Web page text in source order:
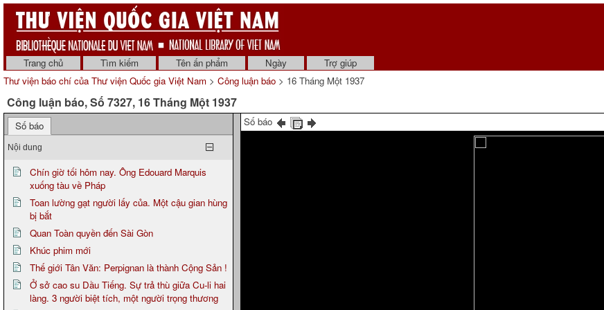
Trang chủ Tìm kiếm Tên ấn phẩm Ngày
Trợ giúp
Thư viện báo chí của Thư viện Quốc gia Việt Nam > Công luận báo > 16 Tháng Một 1937
Công luận báo, Số 7327, 16 Tháng Một 1937
Số báo
Nội dung
Chín giờ tối hôm nay. Ông Edouard Marquis
xuống tàu về Pháp
Toan lường gạt người lấy của. Một cậu gian hùng
bị bắt
Quan Toàn quyền đến Sài Gòn
Khúc phim mới
Thế giới Tân Văn: Perpignan là thành Cộng Sản !
Ở sở cao su Dầu Tiếng. Sự trả thù giữa Cu-li hai
làng. 3 người biệt tích, một người trọng thương
Số báo